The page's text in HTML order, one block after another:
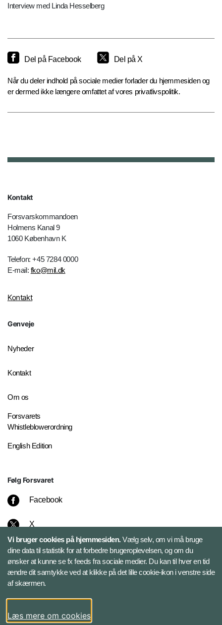
Interview med Linda Hesselberg
Del på Facebook Del på X
Når du deler indhold på sociale medier forlader du hjemmesiden og
er dermed ikke længere omfattet af vores privatlivspolitik.
Kontakt
Forsvarskommandoen
Holmens Kanal 9
1060 København K
Telefon: +45 7284 0000
E-mail: fko@mil.dk
Kontakt
Genveje
Nyheder
Kontakt
Om os
Forsvarets
Whistleblowerordning
English Edition
Følg Forsvaret
Facebook
X
Instagram
Bluesky
LinkedIn
Vi bruger cookies på hjemmesiden.Vælg selv, om vi må bruge
dine data til statistik for at forbedre brugeroplevelsen, og om du
ønsker at kunne se fx feeds fra sociale medier. Du kan til hver en tid
ændre dit samtykke ved at klikke på det lille cookie-ikon i venstre side
af skærmen.
Læs mere om cookies